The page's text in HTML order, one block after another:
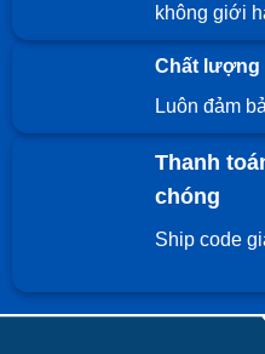
không giới
Chất lượng
Luôn đảm
Thanh
chóng
Ship code